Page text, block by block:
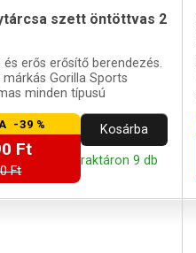
szett öntöttvas 2
és erős erősítő berendezés.
Gorilla Sports
minden típusú
-39 %
Ft
Ft
Kosárba
raktáron 9 db